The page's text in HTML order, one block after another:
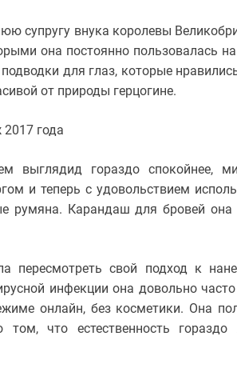
супругу внука королевы
она постоянно пользовалась
для глаз, которые
от природы герцогине.
года
выглядид гораздо спокойнее,
и теперь с удовольствием
румяна. Карандаш для бровей она
пересмотреть свой подход к
инфекции она довольно часто
онлайн, без косметики. Она
что естественность гораздо